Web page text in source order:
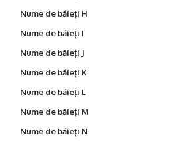
Nume de băieți H
Nume de băieți I
Nume de băieți J
Nume de băieți K
Nume de băieți L
Nume de băieți M
Nume de băieți N